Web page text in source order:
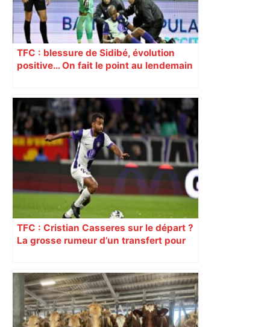
TFC : blessure de Sidibé, évolution
positive… On fait le point au lendemain
TFC : Cristian Casseres sur le départ ?
La grosse rumeur d’un transfert pour